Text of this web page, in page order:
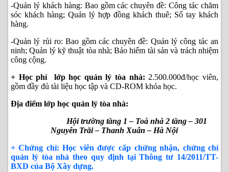
-Quản lý khách hàng: Bao gồm các chuyên đề: Công tác chăm
sóc khách hàng; Quản lý hợp đồng khách thuê; Sổ tay khách
hàng.
-Quản lý rủi ro: Bao gồm các chuyên đề: Quản lý công tác an
ninh; Quản lý kỹ thuật tòa nhà; Bảo hiểm tài sản và trách nhiệm
công cộng.
+ Học phí lớp học quản lý tòa nhà: 2.500.000đ/học viên,
gồm đầy đủ tài liệu học tập và CD-ROM khóa học.
Địa điểm lớp học quản lý tòa nhà:
Hội trường tầng 1 – Toà nhà 2 tầng – 301
Nguyễn Trãi – Thanh Xuân – Hà Nội
+ Chứng chỉ: Học viên được cấp chứng nhận, chứng chỉ
quản lý tòa nhà theo quy định tại Thông tư 14/2011/TT-
BXD của Bộ Xây dựng.